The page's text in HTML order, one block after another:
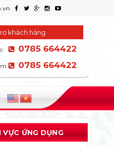
khách hàng
0785 664422
0785 664422
VỰC ỨNG DỤNG